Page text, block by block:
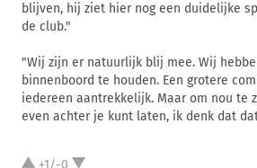
blijven, hij ziet hier nog een duidelijke
de club."
"Wij zijn er natuurlijk blij mee. Wij
binnenboord te houden. Een grotere
iedereen aantrekkelijk. Maar om nou te
even achter je kunt laten, ik denk dat
+1/-0